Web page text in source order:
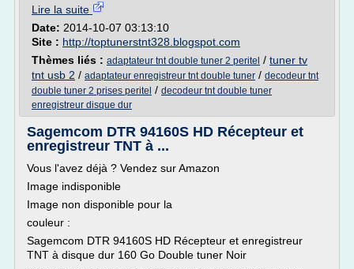
Lire la suite
Date: 2014-10-07 03:13:10
Site : http://toptunerstnt328.blogspot.com
Thèmes liés : adaptateur tnt double tuner 2 peritel / tuner tv
tnt usb 2 / adaptateur enregistreur tnt double tuner / decodeur tnt
double tuner 2 prises peritel / decodeur tnt double tuner
enregistreur disque dur
Sagemcom DTR 94160S HD Récepteur et
enregistreur TNT à ...
Vous l'avez déjà ? Vendez sur Amazon
Image indisponible
Image non disponible pour la
couleur :
Sagemcom DTR 94160S HD Récepteur et enregistreur
TNT à disque dur 160 Go Double tuner Noir